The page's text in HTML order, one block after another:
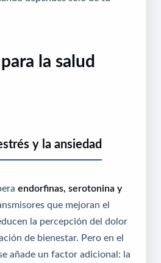
la salud
y la ansiedad
endorfinas, serotonina y
que mejoran el
la percepción del dolor
de bienestar. Pero en el
añade un factor adicional: la